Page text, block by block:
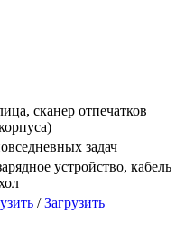
сканер отпечатков
задач
устройство, кабель
/Загрузить